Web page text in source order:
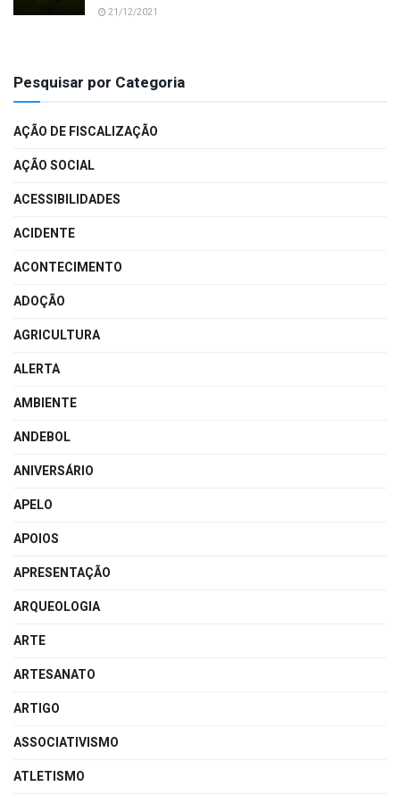
21/12/2021
Pesquisar por Categoria
AÇÃO DE FISCALIZAÇÃO
AÇÃO SOCIAL
ACESSIBILIDADES
ACIDENTE
ACONTECIMENTO
ADOÇÃO
AGRICULTURA
ALERTA
AMBIENTE
ANDEBOL
ANIVERSÁRIO
APELO
APOIOS
APRESENTAÇÃO
ARQUEOLOGIA
ARTE
ARTESANATO
ARTIGO
ASSOCIATIVISMO
ATLETISMO